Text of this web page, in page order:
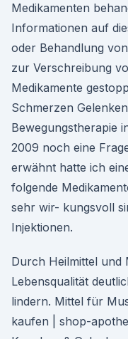
Medikamenten
Informationen auf
oder Behandlung
zur Verschreibung
Medikamente
Schmerzen
Bewegungstherapie
2009 noch eine
erwähnt hatte ich
folgende
sehr wir- kungsvoll
Injektionen.
Durch Heilmittel und
Lebensqualität
lindern. Mittel für
kaufen | shop-